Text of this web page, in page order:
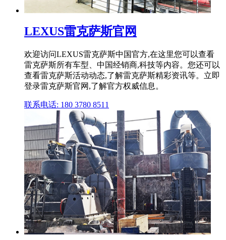
LEXUS雷克萨斯官网
欢迎访问LEXUS雷克萨斯中国官方,在这里您可以查看
雷克萨斯所有车型、中国经销商,科技等内容。您还可以
查看雷克萨斯活动动态,了解雷克萨斯精彩资讯等。立即
登录雷克萨斯官网,了解官方权威信息。
联系电话: 180 3780 8511